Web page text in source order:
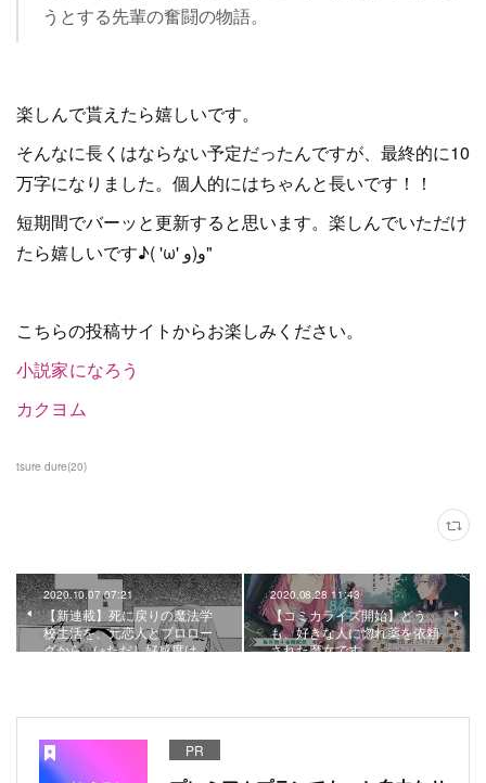
うとする先輩の奮闘の物語。
楽しんで貰えたら嬉しいです。
そんなに長くはならない予定だったんですが、最終的に10
万字になりました。個人的にはちゃんと長いです！！
短期間でバーッと更新すると思います。楽しんでいただけ
たら嬉しいです♪( 'ω' و(و"
こちらの投稿サイトからお楽しみください。
小説家になろう
カクヨム
tsure dure(20)
2020.10.07 07:21
【新連載】死に戻りの魔法学
校生活を、元恋人とプロロー
グから （※ただし好感度は…
2020.08.28 11:43
【コミカライズ開始】どう
も、好きな人に惚れ薬を依頼
された魔女です。
PR